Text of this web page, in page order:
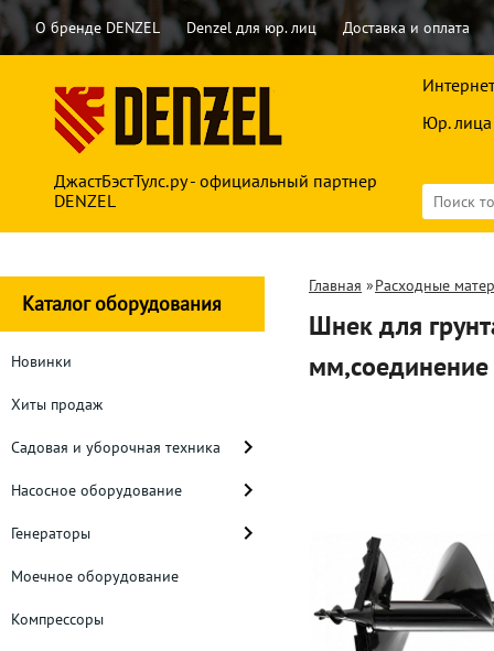
О бренде DENZEL Denzel для юр. лиц Доставка и оплата
ДжастБэстТулс.ру - официальный партнер
DENZEL
Юр. лица
Каталог оборудования
Новинки
Хиты продаж
Садовая и уборочная техника
Насосное оборудование
Генераторы
Моечное оборудование
Компрессоры
Главная »Расходные
Шнек для